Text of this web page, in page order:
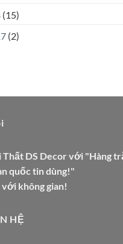
(15)
(2)
Thất DS Decor với "Hàng
quốc tin dùng!"
mãi với không gian!
HỆ